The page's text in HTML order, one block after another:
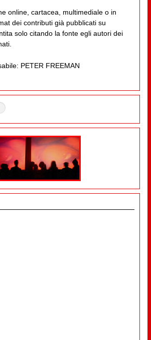
online, cartacea, multimediale o in
dei contributi già pubblicati su
solo citando la fonte egli autori dei
PETER FREEMAN